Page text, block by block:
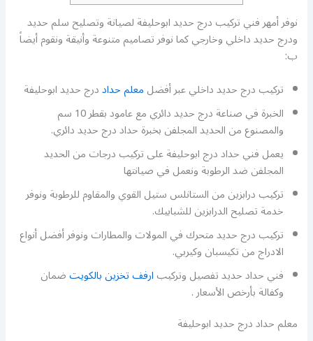
نوفر أمهر فني تركيب درج حديد ابوحليفة لصيانة وتصليح سلم حديد
ودرج حديد داخلي وخارجي كما نوفر تصاميم متنوعة وأنيقة ونقوم أيضاً
ب:
تركيب درج حديد داخلي عبر أفضلمعلم حداددرج حديد ابوحليفة
الخبرة في صناعة درج حديد دائري مع عامود بقطر 10 سم
والمصنوع من الحديد المجلفن بخبرة حداد درج حديد دائري.
يعمل فني حداد درج ابوحليفة على تركيب درجات من الحديد
المجلفن ضد الرطوبة ونعمل في صيانتها
تركيب درابزين من الستانلس ستيل القوي والمقاوم للرطوبة ونوفر
خدمة تصليح الدرابزين للشبابيك.
تركيب درج حديد متحرك في المولات والمطارات ونوفر أفضل أنواع
الادراج من تكيسبان وكيربي.
فني حداد حديد تفصيل وتركيبارفف تخزين بالكويتضمان
وكفالة بأرخص الأسعار .
معلم حداد درج حديد ابوحليفة